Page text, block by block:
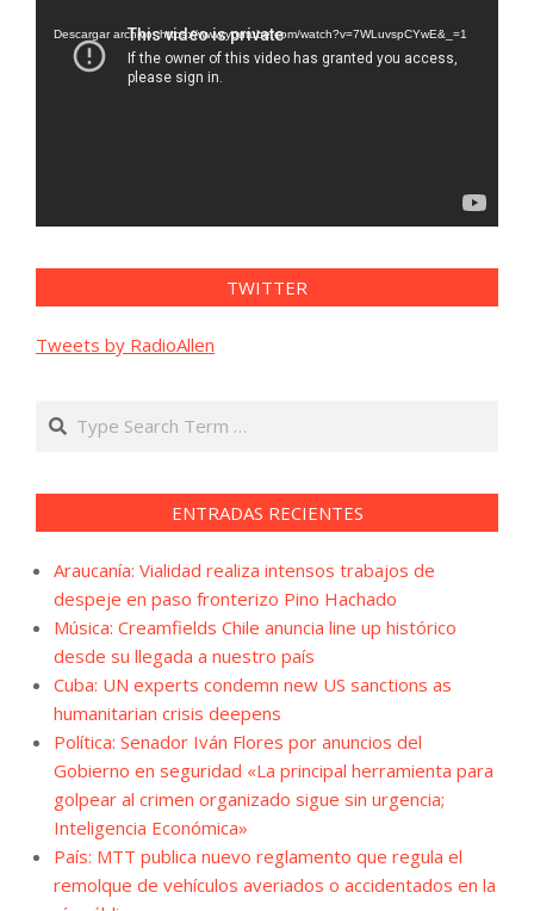
vídeo
Descargar archivo: https://www.youtube.com/watch?v=7WLuvspCYwE&_=1
TWITTER
Tweets by RadioAllen
Search
ENTRADAS RECIENTES
Araucanía: Vialidad realiza intensos trabajos de
despeje en paso fronterizo Pino Hachado
Música: Creamfields Chile anuncia line up histórico
desde su llegada a nuestro país
Cuba: UN experts condemn new US sanctions as
humanitarian crisis deepens
Política: Senador Iván Flores por anuncios del
Gobierno en seguridad «La principal herramienta para
golpear al crimen organizado sigue sin urgencia;
Inteligencia Económica»
País: MTT publica nuevo reglamento que regula el
remolque de vehículos averiados o accidentados en la